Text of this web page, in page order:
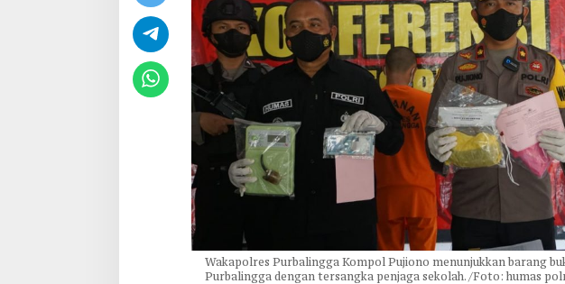
Wakapolres Purbalingga Kompol Pujiono menunjukkan barang
Purbalingga dengan tersangka penjaga sekolah. /Foto: humas